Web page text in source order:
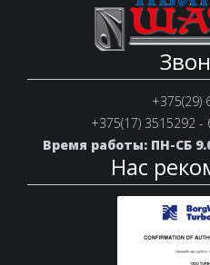
+375(29)
+375(17) 3515292 -
Время работы: ПН-СБ
Нас